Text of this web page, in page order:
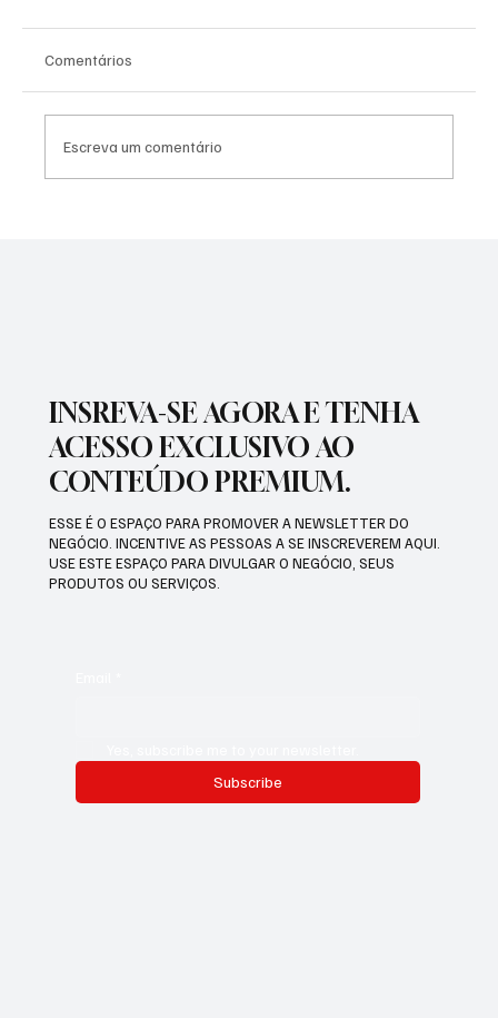
Comentários
Escreva um comentário
INSREVA-SE AGORA E TENHA
ACESSO EXCLUSIVO AO
CONTEÚDO PREMIUM.
ESSE É O ESPAÇO PARA PROMOVER A NEWSLETTER DO
NEGÓCIO. INCENTIVE AS PESSOAS A SE INSCREVEREM AQUI.
USE ESTE ESPAÇO PARA DIVULGAR O NEGÓCIO, SEUS
PRODUTOS OU SERVIÇOS.
Subscribe